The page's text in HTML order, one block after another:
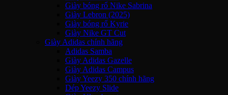
Giày bóng rổ Nike Sabrina
Giày Lebron (2025)
Giày bóng rổ Kyrie
Giày Nike GT Cut
Giày Adidas chính hãng
Adidas Samba
Giày Adidas Gazelle
Giày Adidas Campus
Giày Yeezy 350 chính hãng
Dép Yeezy Slide